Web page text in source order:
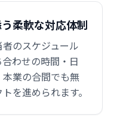
柔軟な対応体制
のスケジュール
わせの時間・日
業の合間でも無
を進められます。